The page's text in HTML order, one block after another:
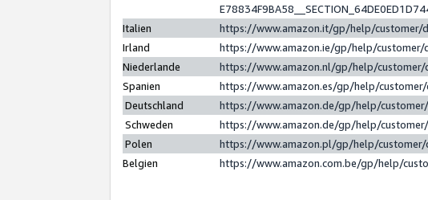
Italien
https://www.amazon.it/gp/help/customer/
Irland
https://www.amazon.ie/gp/help/customer/
Niederlande
https://www.amazon.nl/gp/help/
Spanien
https://www.amazon.es/gp/help/
Deutschland
https://www.amazon.de/gp/help/
Schweden
https://www.amazon.de/gp/help/
Polen
https://www.amazon.pl/gp/help/
Belgien
https://www.amazon.com.be/gp/help/